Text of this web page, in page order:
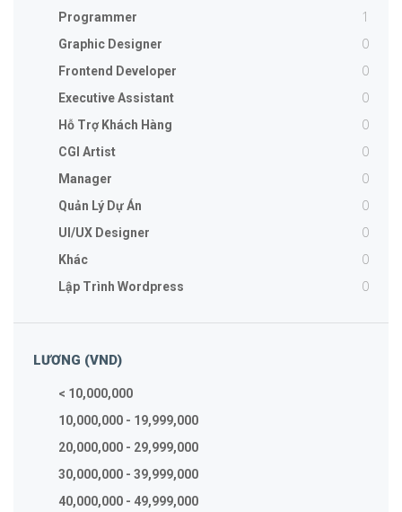
Programmer 1
Graphic Designer 0
Frontend Developer 0
Executive Assistant 0
Hỗ Trợ Khách Hàng 0
CGI Artist 0
Manager 0
Quản Lý Dự Án 0
UI/UX Designer 0
Khác 0
Lập Trình Wordpress 0
LƯƠNG (VND)
< 10,000,000
10,000,000 - 19,999,000
20,000,000 - 29,999,000
30,000,000 - 39,999,000
40,000,000 - 49,999,000